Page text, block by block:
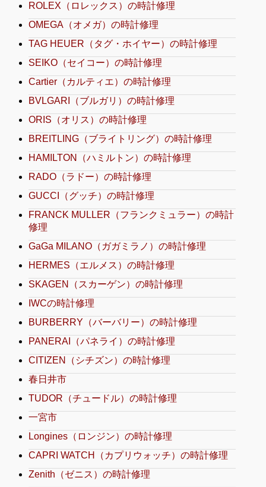
ROLEX（ロレックス）の時計修理
OMEGA（オメガ）の時計修理
TAG HEUER（タグ・ホイヤー）の時計修理
SEIKO（セイコー）の時計修理
Cartier（カルティエ）の時計修理
BVLGARI（ブルガリ）の時計修理
ORIS（オリス）の時計修理
BREITLING（ブライトリング）の時計修理
HAMILTON（ハミルトン）の時計修理
RADO（ラドー）の時計修理
GUCCI（グッチ）の時計修理
FRANCK MULLER（フランクミュラー）の時計
修理
GaGa MILANO（ガガミラノ）の時計修理
HERMES（エルメス）の時計修理
SKAGEN（スカーゲン）の時計修理
IWCの時計修理
BURBERRY（バーバリー）の時計修理
PANERAI（パネライ）の時計修理
CITIZEN（シチズン）の時計修理
春日井市
TUDOR（チュードル）の時計修理
一宮市
Longines（ロンジン）の時計修理
CAPRI WATCH（カプリウォッチ）の時計修理
Zenith（ゼニス）の時計修理